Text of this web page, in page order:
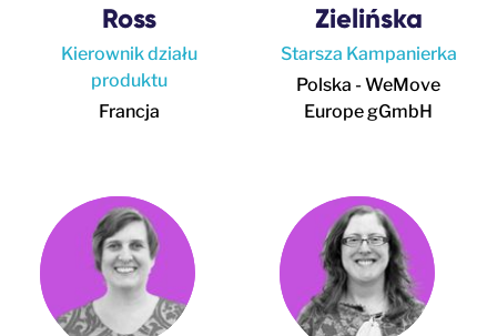
Ross
Kierownik działu
produktu
Francja
Zielińska
Starsza Kampanierka
Polska - WeMove
Europe gGmbH